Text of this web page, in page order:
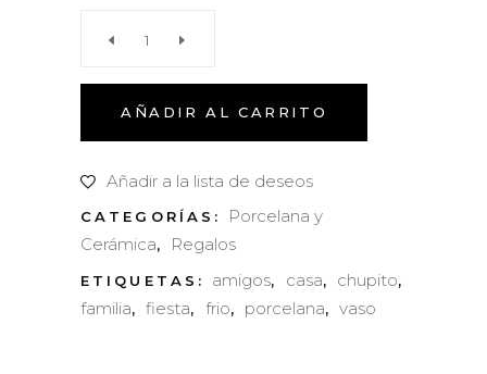
Vaso
quantity
AÑADIR AL CARRITO
Añadir a la lista de deseos
CATEGORÍAS: Porcelana y
Cerámica, Regalos
ETIQUETAS: amigos, casa, chupito,
familia,fiesta, frio, porcelana, vaso